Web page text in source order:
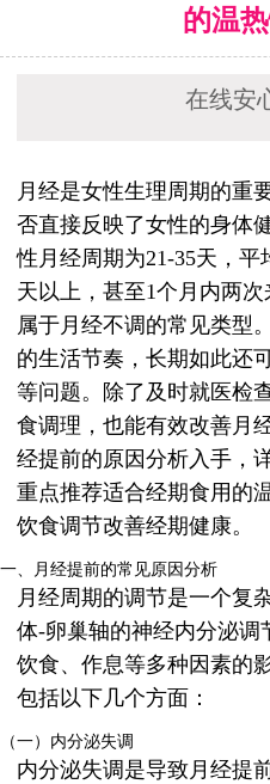
的温
在线安
月经是女性生理周期的重
否直接反映了女性的身体
性月经周期为21-35天，
天以上，甚至1个月内两次
属于月经不调的常见类型
的生活节奏，长期如此还
等问题。除了及时就医检
食调理，也能有效改善月
经提前的原因分析入手，
重点推荐适合经期食用的
饮食调节改善经期健康。
一、月经提前的常见原因分析
月经周期的调节是一个复
体-卵巢轴的神经内分泌调
饮食、作息等多种因素的
包括以下几个方面：
（一）内分泌失调
内分泌失调是导致月经提